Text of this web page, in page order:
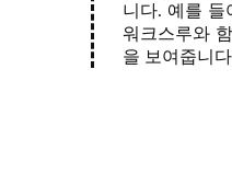
니다. 예를 들
워크스루와
을 보여줍니